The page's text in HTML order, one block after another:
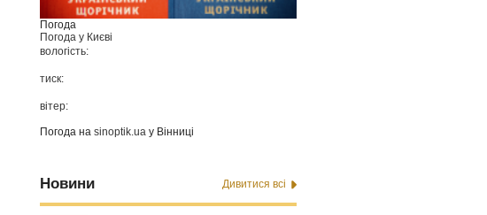
Погода
Погода у Києві
вологість:
тиск:
вітер:
Погода наsinoptik.ua у Вінниці
Новини Дивитися всі